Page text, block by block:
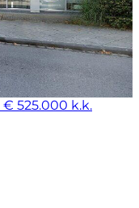
€ 525.000 k.k.